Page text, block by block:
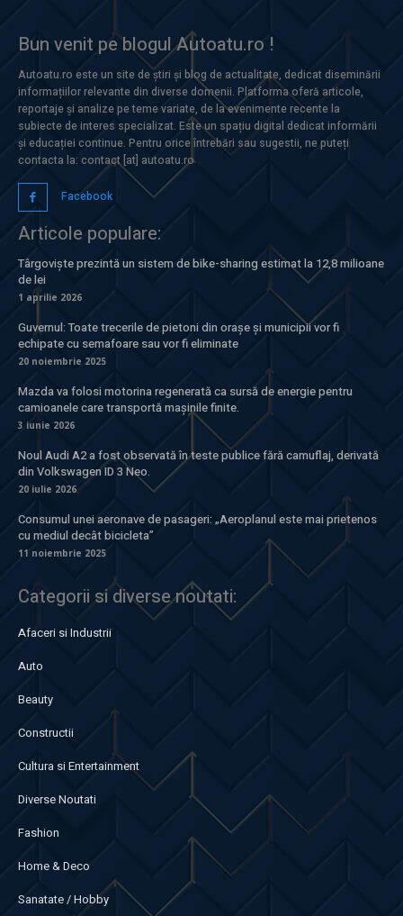
Bun venit pe blogul Autoatu.ro !
Autoatu.ro este un site de știri și blog de actualitate, dedicat diseminării
informațiilor relevante din diverse domenii. Platforma oferă articole,
reportaje și analize pe teme variate, de la evenimente recente la
subiecte de interes specializat. Este un spațiu digital dedicat informării
și educației continue. Pentru orice întrebări sau sugestii, ne puteți
contacta la: contact [at] autoatu.ro
Facebook
Articole populare:
Târgoviște prezintă un sistem de bike-sharing estimat la 12,8 milioane
de lei
1 aprilie 2026
Guvernul: Toate trecerile de pietoni din orașe și municipii vor fi
echipate cu semafoare sau vor fi eliminate
20 noiembrie 2025
Mazda va folosi motorina regenerată ca sursă de energie pentru
camioanele care transportă mașinile finite.
3 iunie 2026
Noul Audi A2 a fost observată în teste publice fără camuflaj, derivată
din Volkswagen ID 3 Neo.
20 iulie 2026
Consumul unei aeronave de pasageri: „Aeroplanul este mai prietenos
cu mediul decât bicicleta”
11 noiembrie 2025
Categorii si diverse noutati:
Afaceri si Industrii
Auto
Beauty
Constructii
Cultura si Entertainment
Diverse Noutati
Fashion
Home & Deco
Sanatate / Hobby